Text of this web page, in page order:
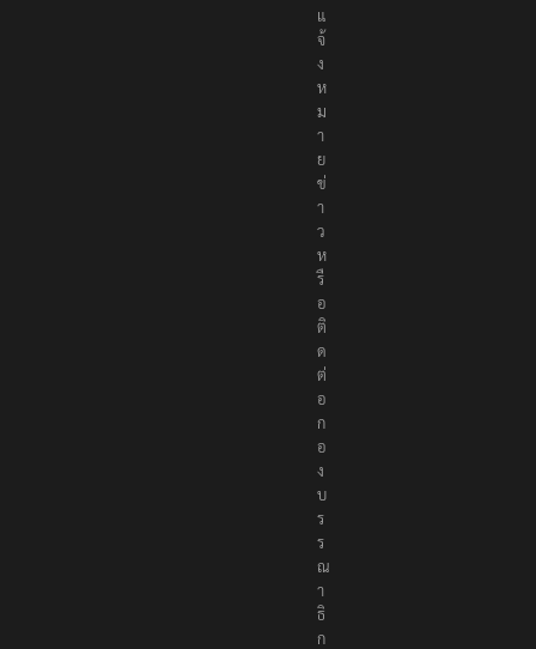
น
ธ์
แ
จ้
ง
ห
ม
า
ย
ข่
า
ว
ห
รื
อ
ติ
ด
ต่
อ
ก
อ
ง
บ
ร
ร
ณ
า